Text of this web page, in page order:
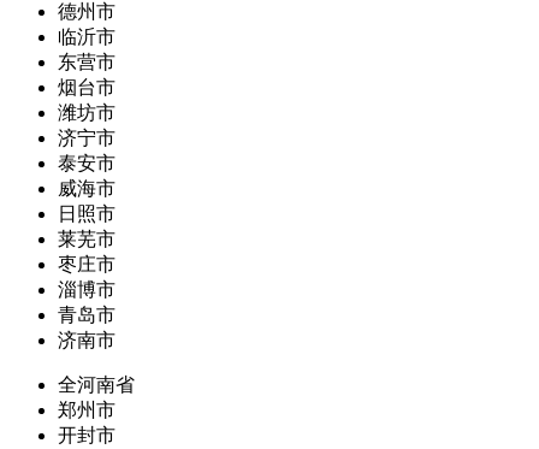
德州市
临沂市
东营市
烟台市
潍坊市
济宁市
泰安市
威海市
日照市
莱芜市
枣庄市
淄博市
青岛市
济南市
全河南省
郑州市
开封市